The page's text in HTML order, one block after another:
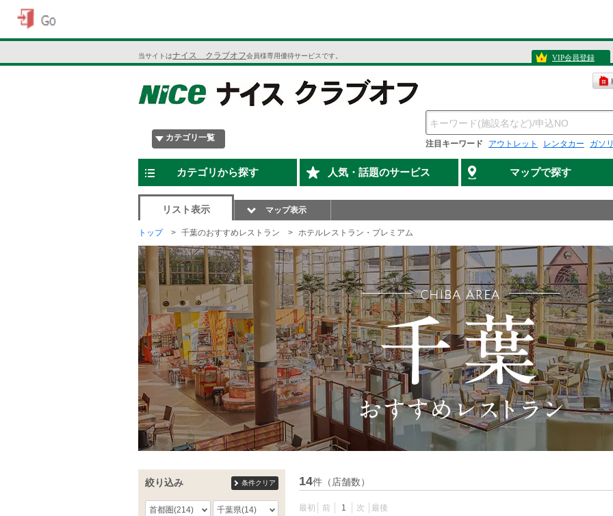
当サイトはナイス クラブオフ会員様専用優待サービスです。 VIP会員登録
カテゴリ一覧
注目キーワード アウトレット レンタカー ガソ
カテゴリから探す 人気・話題のサービス マップで探す
リスト表示 マップ表示
トップ 千葉のおすすめレストラン ホテルレストラン・プレミアム
14件（店舗数）
最初 前 1 次 最後
絞り込み 条件クリア
首都圏(214) 千葉県(14)